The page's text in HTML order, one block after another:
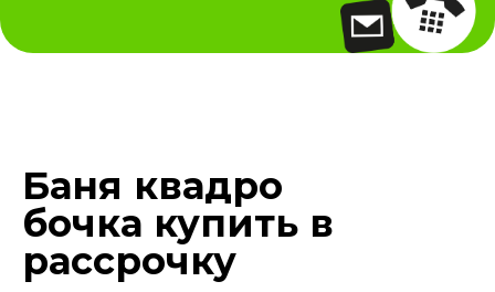
Баня квадро
бочка купить в
рассрочку